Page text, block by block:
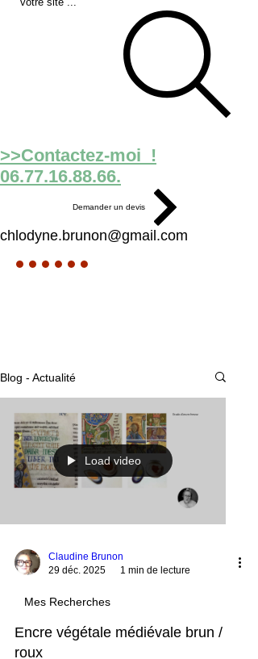
>>Contactez-moi !
06.77.16.88.66.
Demander un devis
chlodyne.brunon@gmail.com
Blog - Actualité
Load video
Claudine Brunon
29 déc. 2025
1 min de lecture
Mes Recherches
Encre végétale médiévale brun /
roux